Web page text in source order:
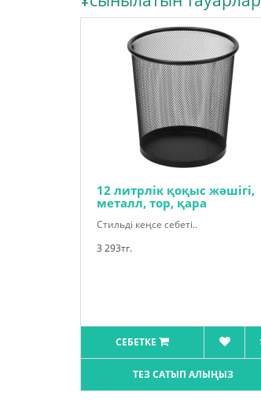
12 литрлік қоқыс жәшігі,
металл, тор, қара
Стильді кеңсе себеті..
3 293тг.
СЕБЕТКЕ
ТЕЗ САТЫП АЛЫҢЫЗ